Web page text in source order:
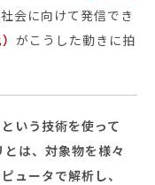
会に向けて発信でき
がこうした動きに拍
いう技術を使って
は、対象物を様々
ュータで解析し、